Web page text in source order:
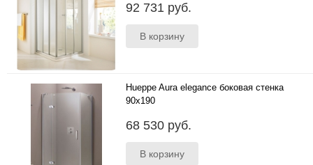
92 731 руб.
Hueppe Aura elegance боковая стенка
90x190
68 530 руб.